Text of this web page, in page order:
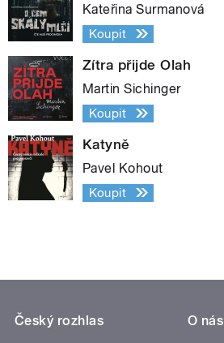
Kateřina Surmanová
Koupit
Zítra přijde Olah
Martin Sichinger
Koupit
Katyně
Pavel Kohout
Koupit
Český rozhlas
O nás